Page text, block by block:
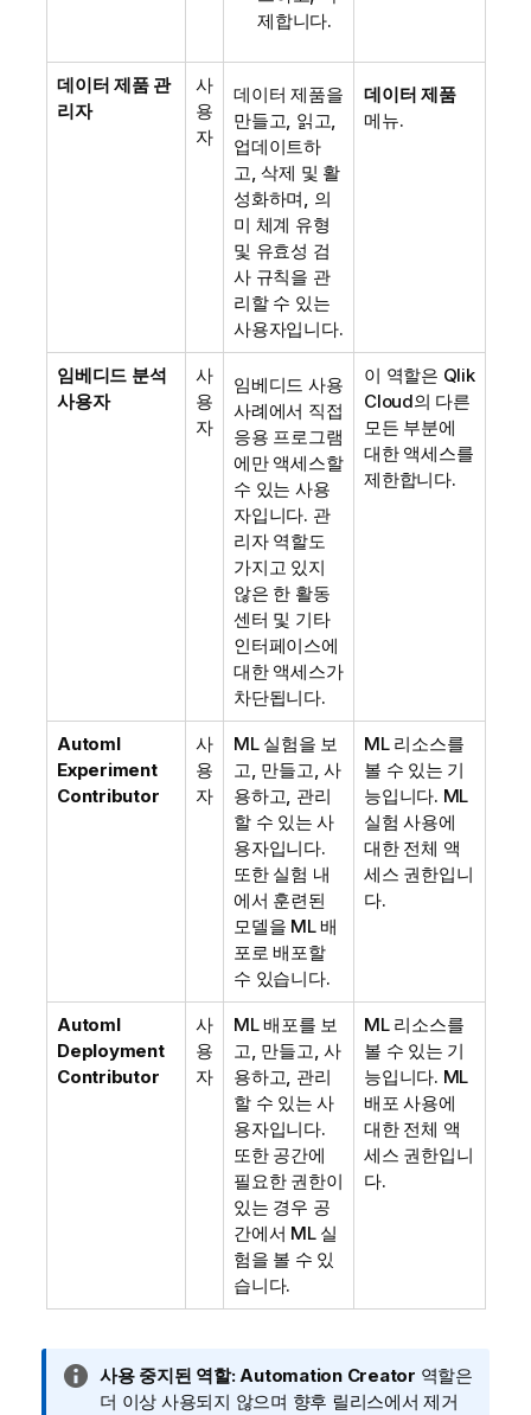
제합니다.
데이터 제품 관
리자
사
용
자
데이터 제품을
만들고, 읽고,
업데이트하
고, 삭제 및 활
성화하며, 의
미 체계 유형
및 유효성 검
사 규칙을 관
리할 수 있는
사용자입니다.
데이터 제품
메뉴.
임베디드 분석
사용자
사
용
자
임베디드 사용
사례에서 직접
응용 프로그램
에만 액세스할
수 있는 사용
자입니다. 관
리자 역할도
가지고 있지
않은 한 활동
센터 및 기타
인터페이스에
대한 액세스가
차단됩니다.
이 역할은 Qlik
Cloud의 다른
모든 부분에
대한 액세스를
제한합니다.
Automl
Experiment
Contributor
사
용
자
ML 실험을 보
고, 만들고, 사
용하고, 관리
할 수 있는 사
용자입니다.
또한 실험 내
에서 훈련된
모델을 ML 배
포로 배포할
수 있습니다.
ML 리소스를
볼 수 있는 기
능입니다. ML
실험 사용에
대한 전체 액
세스 권한입니
다.
Automl
Deployment
Contributor
사
용
자
ML 배포를 보
고, 만들고, 사
용하고, 관리
할 수 있는 사
용자입니다.
또한 공간에
필요한 권한이
있는 경우 공
간에서 ML 실
험을 볼 수 있
습니다.
ML 리소스를
볼 수 있는 기
능입니다. ML
배포 사용에
대한 전체 액
세스 권한입니
다.
정
보
사용 중지된 역할:Automation Creator 역할은
더 이상 사용되지 않으며 향후 릴리스에서 제거